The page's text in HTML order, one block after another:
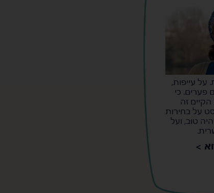
על עייפות,
פערים. כי
זה
על בחירות
טוב, ועל
>